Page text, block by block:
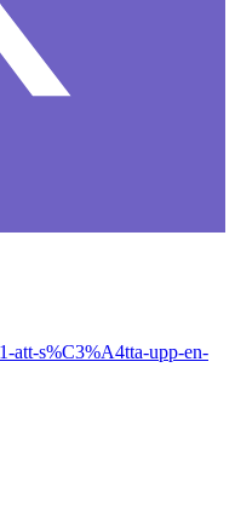
att-s%C3%A4tta-upp-en-